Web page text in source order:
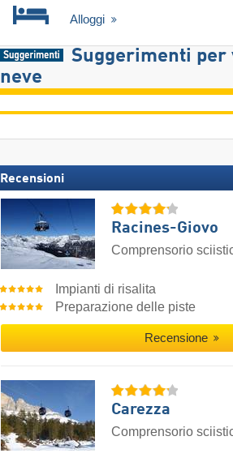
Alloggi
Suggerimenti per
neve
Recensioni
Racines-Giovo
Comprensorio
Impianti di risalita
Preparazione delle piste
Recensione
Carezza
Comprensorio